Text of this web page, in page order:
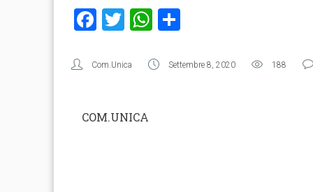
Facebook
TwitterWhatsApp
Com.Unica Settembre 8, 2020 188
COM.UNICA